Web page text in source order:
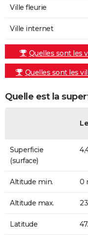
Ville fleurie
Ville internet
Quelles sont les
Quelles sont les
Quelle est la
Superficie
(surface)
Altitude min. 0
Altitude max.
Latitude